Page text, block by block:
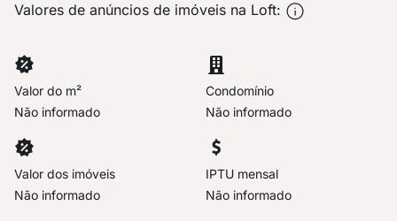
Valores de anúncios de imóveis na Loft:
Valor do m²
Não informado
Condomínio
Não informado
Valor dos imóveis
Não informado
IPTU mensal
Não informado